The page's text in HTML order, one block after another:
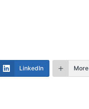
LinkedIn More